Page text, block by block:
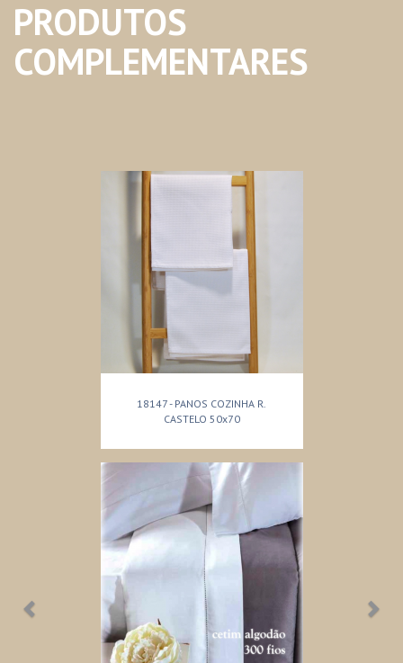
PRODUTOS
COMPLEMENTARES
18147 - PANOS COZINHA R.
CASTELO 50x70